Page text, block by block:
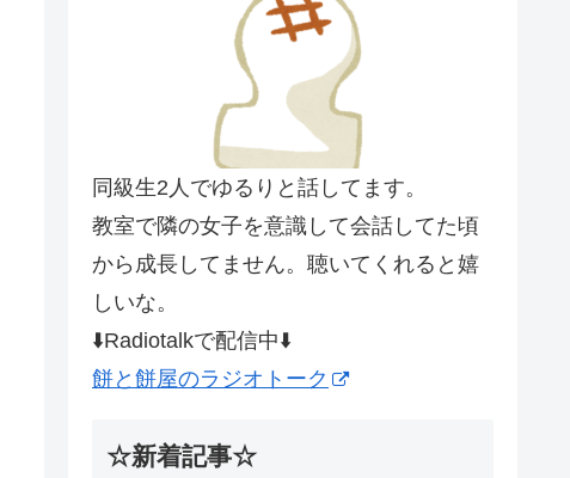
同級生2人でゆるりと話してます。
教室で隣の女子を意識して会話してた頃
から成長してません。聴いてくれると嬉
しいな。
⬇️Radiotalkで配信中⬇️
餅と餅屋のラジオトーク
☆新着記事☆